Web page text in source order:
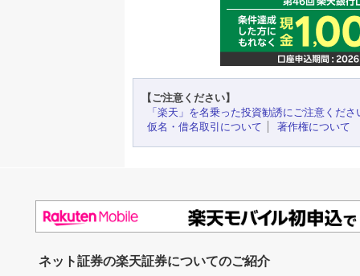
【ご注意ください】
「楽天」を名乗った投資勧誘にご注意くださ
仮名・借名取引について
著作権について
ネット証券の楽天証券についてのご紹介